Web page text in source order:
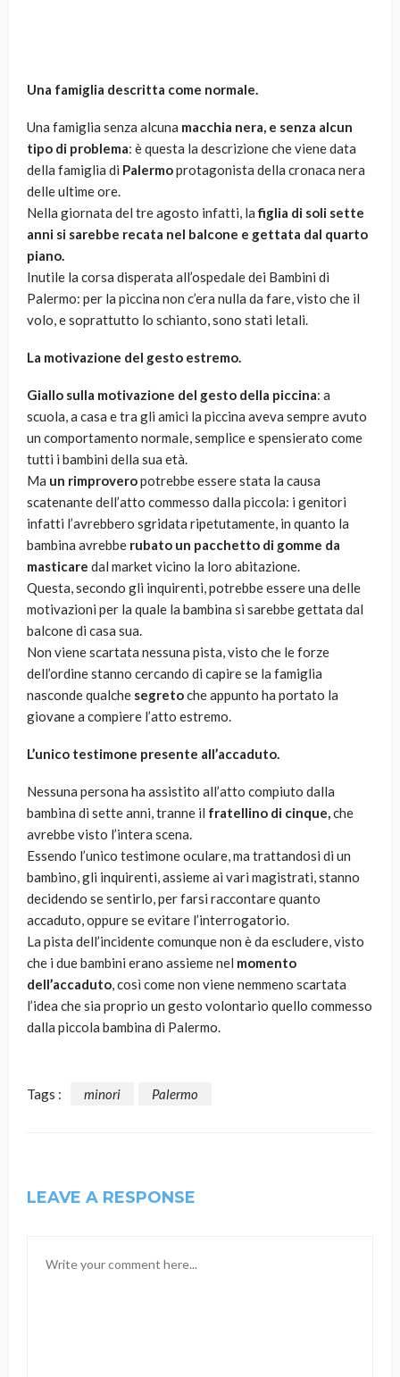
Una famiglia descritta come normale.
Una famiglia senza alcuna macchia nera, e senza alcun
tipo di problema: è questa la descrizione che viene data
della famiglia di Palermoprotagonista della cronaca nera
delle ultime ore.
Nella giornata del tre agosto infatti, lafiglia di soli sette
anni si sarebbe recata nel balcone e gettata dal quarto
piano.
Inutile la corsa disperata all’ospedale dei Bambini di
Palermo: per la piccina non c’era nulla da fare, visto che il
volo, e soprattutto lo schianto, sono stati letali.
La motivazione del gesto estremo.
Giallo sulla motivazione del gesto della piccina: a
scuola, a casa e tra gli amici la piccina aveva sempre avuto
un comportamento normale, semplice e spensierato come
tutti i bambini della sua età.
Ma un rimproveropotrebbe essere stata la causa
scatenante dell’atto commesso dalla piccola: i genitori
infatti l’avrebbero sgridata ripetutamente, in quanto la
bambina avrebbe rubato un pacchetto di gomme da
masticare dal market vicino la loro abitazione.
Questa, secondo gli inquirenti, potrebbe essere una delle
motivazioni per la quale la bambina si sarebbe gettata dal
balcone di casa sua.
Non viene scartata nessuna pista, visto che le forze
dell’ordine stanno cercando di capire se la famiglia
nasconde qualche segretoche appunto ha portato la
giovane a compiere l’atto estremo.
L’unico testimone presente all’accaduto.
Nessuna persona ha assistito all’atto compiuto dalla
bambina di sette anni, tranne il fratellino di cinque,che
avrebbe visto l’intera scena.
Essendo l’unico testimone oculare, ma trattandosi di un
bambino, gli inquirenti, assieme ai vari magistrati, stanno
decidendo se sentirlo, per farsi raccontare quanto
accaduto, oppure se evitare l’interrogatorio.
La pista dell’incidente comunque non è da escludere, visto
che i due bambini erano assieme nel momento
dell’accaduto, così come non viene nemmeno scartata
l’idea che sia proprio un gesto volontario quello commesso
dalla piccola bambina di Palermo.
Tags : minori Palermo
LEAVE A RESPONSE